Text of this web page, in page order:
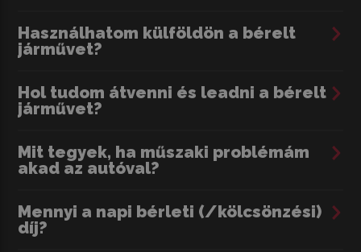
Használhatom külföldön a bérelt
járművet?
Hol tudom átvenni és leadni a bérelt
járművet?
Mit tegyek, ha műszaki problémám
akad az autóval?
Mennyi a napi bérleti (/kölcsönzési)
díj?